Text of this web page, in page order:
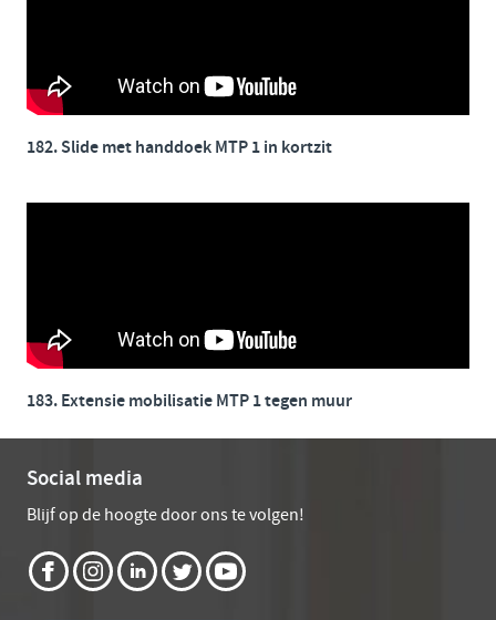
182. Slide met handdoek MTP 1 in kortzit
183. Extensie mobilisatie MTP 1 tegen muur
Social media
Blijf op de hoogte door ons te volgen!